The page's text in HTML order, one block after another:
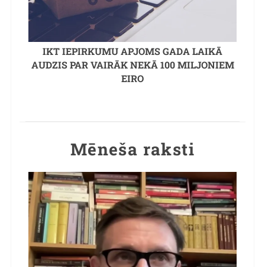
IKT IEPIRKUMU APJOMS GADA LAIKĀ
AUDZIS PAR VAIRĀK NEKĀ 100 MILJONIEM
EIRO
Mēneša raksti